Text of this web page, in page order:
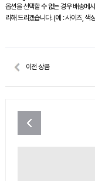
옵션을 선택할 수 없는 경우 배송메
리해 드리겠습니다. (예 : 사이즈, 색
이전 상품